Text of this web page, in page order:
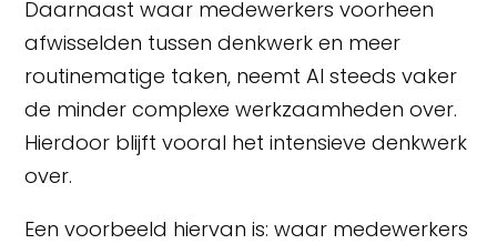
Daarnaast waar medewerkers voorheen
afwisselden tussen denkwerk en meer
routinematige taken, neemt AI steeds vaker
de minder complexe werkzaamheden over.
Hierdoor blijft vooral het intensieve denkwerk
over.
Een voorbeeld hiervan is: waar medewerkers